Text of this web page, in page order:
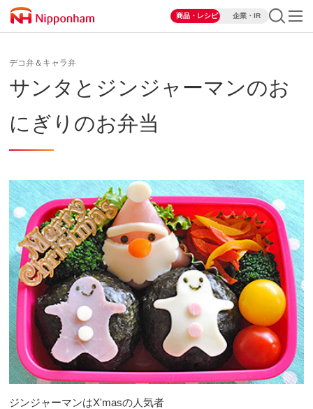
商品・レシピ 企業・IR
デコ弁＆キャラ弁
サンタとジンジャーマンのお
にぎりのお弁当
ジンジャーマンはX'masの人気者